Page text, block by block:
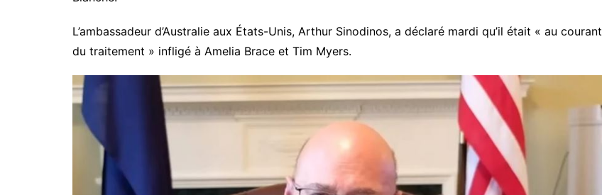
L’ambassadeur d’Australie aux États-Unis, Arthur Sinodinos, a déclaré mardi qu’il était « au courant
du traitement » infligé à Amelia Brace et Tim Myers.